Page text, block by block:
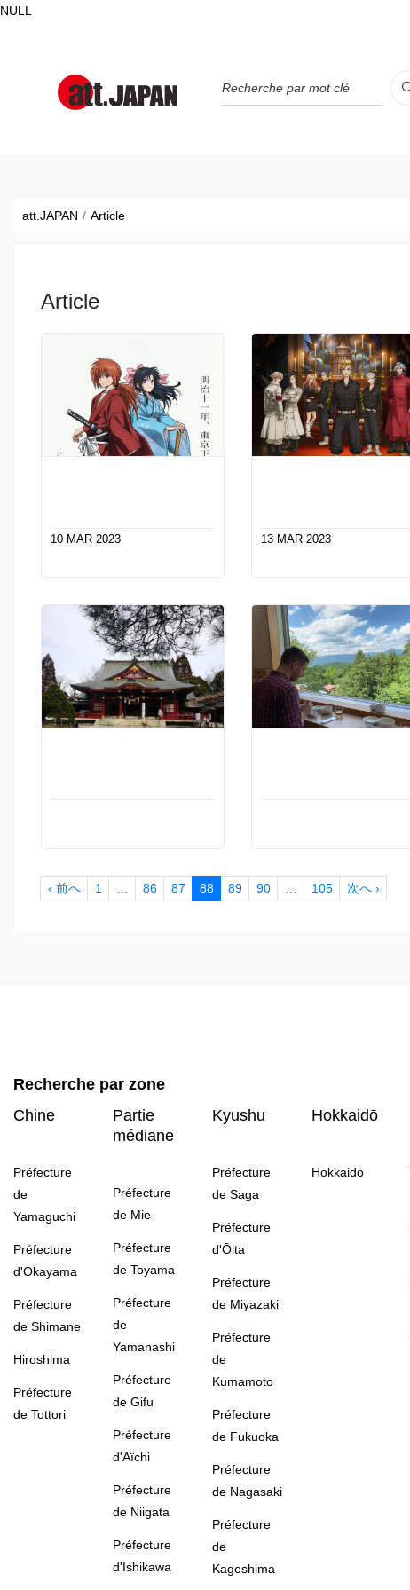
NULL
att.JAPAN Article
Article
10 MAR 2023 13 MAR 2023
‹ 前へ 1 86 87 88 89 90 105 次へ ›
Recherche par zone
Chine
Préfecture
de
Yamaguchi
Préfecture
d'Okayama
Préfecture
de Shimane
Hiroshima
Préfecture
de Tottori
Partie
médiane
Préfecture
de Mie
Préfecture
de Toyama
Préfecture
de
Yamanashi
Préfecture
de Gifu
Préfecture
d'Aïchi
Préfecture
de Niigata
Préfecture
d'Ishikawa
Kyushu
Préfecture
de Saga
Préfecture
d'Ōita
Préfecture
de Miyazaki
Préfecture
de
Kumamoto
Préfecture
de Fukuoka
Préfecture
de Nagasaki
Préfecture
de
Kagoshima
Hokkaidō
Hokkaidō